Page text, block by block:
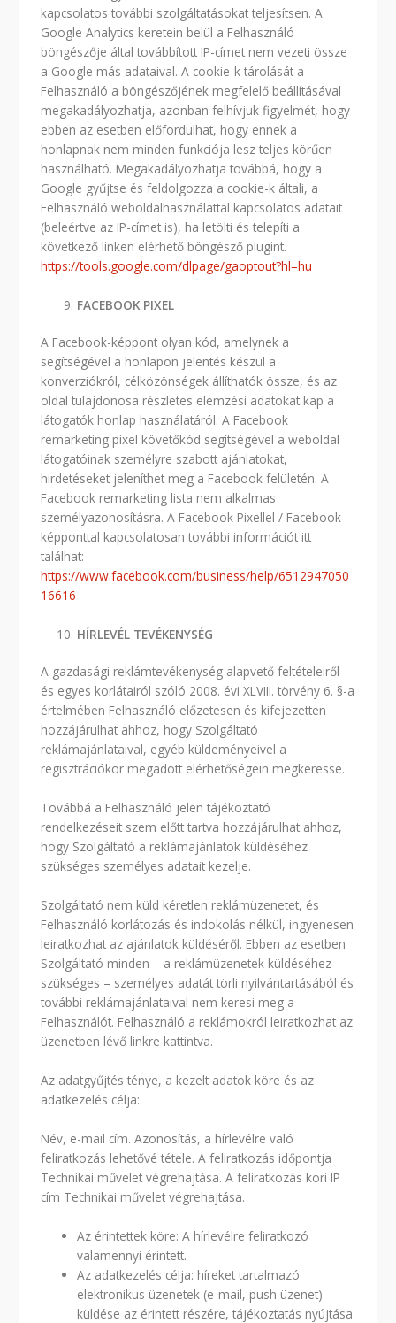
kapcsolatos további szolgáltatásokat teljesítsen. A
Google Analytics keretein belül a Felhasználó
böngészője által továbbított IP-címet nem vezeti össze
a Google más adataival. A cookie-k tárolását a
Felhasználó a böngészőjének megfelelő beállításával
megakadályozhatja, azonban felhívjuk figyelmét, hogy
ebben az esetben előfordulhat, hogy ennek a
honlapnak nem minden funkciója lesz teljes körűen
használható. Megakadályozhatja továbbá, hogy a
Google gyűjtse és feldolgozza a cookie-k általi, a
Felhasználó weboldalhasználattal kapcsolatos adatait
(beleértve az IP-címet is), ha letölti és telepíti a
következő linken elérhető böngésző plugint.
https://tools.google.com/dlpage/gaoptout?hl=hu
FACEBOOK PIXEL
A Facebook-képpont olyan kód, amelynek a
segítségével a honlapon jelentés készül a
konverziókról, célközönségek állíthatók össze, és az
oldal tulajdonosa részletes elemzési adatokat kap a
látogatók honlap használatáról. A Facebook
remarketing pixel követőkód segítségével a weboldal
látogatóinak személyre szabott ajánlatokat,
hirdetéseket jeleníthet meg a Facebook felületén. A
Facebook remarketing lista nem alkalmas
személyazonosításra. A Facebook Pixellel / Facebook-
képponttal kapcsolatosan további információt itt
találhat:
https://www.facebook.com/business/help/6512947050
16616
HÍRLEVÉL TEVÉKENYSÉG
A gazdasági reklámtevékenység alapvető feltételeiről
és egyes korlátairól szóló 2008. évi XLVIII. törvény 6. §-a
értelmében Felhasználó előzetesen és kifejezetten
hozzájárulhat ahhoz, hogy Szolgáltató
reklámajánlataival, egyéb küldeményeivel a
regisztrációkor megadott elérhetőségein megkeresse.
Továbbá a Felhasználó jelen tájékoztató
rendelkezéseit szem előtt tartva hozzájárulhat ahhoz,
hogy Szolgáltató a reklámajánlatok küldéséhez
szükséges személyes adatait kezelje.
Szolgáltató nem küld kéretlen reklámüzenetet, és
Felhasználó korlátozás és indokolás nélkül, ingyenesen
leiratkozhat az ajánlatok küldéséről. Ebben az esetben
Szolgáltató minden – a reklámüzenetek küldéséhez
szükséges – személyes adatát törli nyilvántartásából és
további reklámajánlataival nem keresi meg a
Felhasználót. Felhasználó a reklámokról leiratkozhat az
üzenetben lévő linkre kattintva.
Az adatgyűjtés ténye, a kezelt adatok köre és az
adatkezelés célja:
Név, e-mail cím. Azonosítás, a hírlevélre való
feliratkozás lehetővé tétele. A feliratkozás időpontja
Technikai művelet végrehajtása. A feliratkozás kori IP
cím Technikai művelet végrehajtása.
Az érintettek köre: A hírlevélre feliratkozó
valamennyi érintett.
Az adatkezelés célja: híreket tartalmazó
elektronikus üzenetek (e-mail, push üzenet)
küldése az érintett részére, tájékoztatás nyújtása